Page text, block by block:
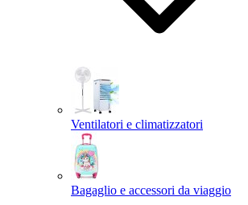
Ventilatori e climatizzatori
Bagaglio e accessori da viaggio